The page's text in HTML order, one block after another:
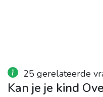
25 gerelateerde
Kan je je kind